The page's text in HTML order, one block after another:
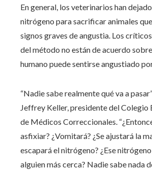
En general, los veterinarios han
nitrógeno para sacrificar animales
signos graves de angustia. Los
del método no están de acuerdo
humano puede sentirse angustiado
“Nadie sabe realmente qué va a
Jeffrey Keller, presidente del Colegio
de Médicos Correccionales.
asfixiar? ¿Vomitará? ¿Se ajustará la
escapará el nitrógeno? ¿Ese
alguien más cerca? Nadie sabe nada